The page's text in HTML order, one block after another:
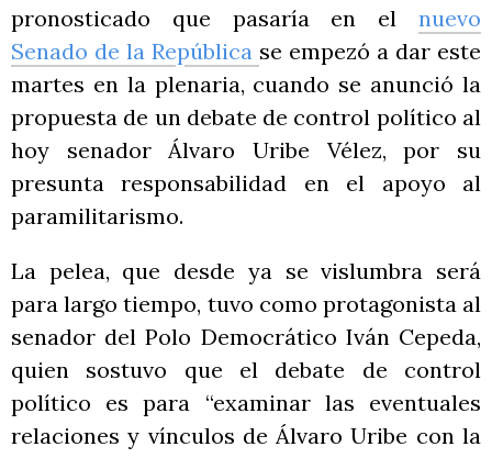
pronosticado que pasaría en el nuevo
Senado de la República se empezó a dar este
martes en la plenaria, cuando se anunció la
propuesta de un debate de control político al
hoy senador Álvaro Uribe Vélez, por su
presunta responsabilidad en el apoyo al
paramilitarismo.
La pelea, que desde ya se vislumbra será
para largo tiempo, tuvo como protagonista al
senador del Polo Democrático Iván Cepeda,
quien sostuvo que el debate de control
político es para “examinar las eventuales
relaciones y vínculos de Álvaro Uribe con la